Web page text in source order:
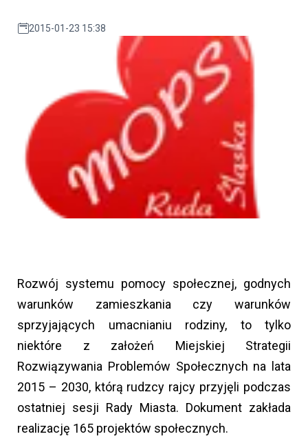
2015-01-23 15:38
Rozwój systemu pomocy społecznej, godnych
warunków zamieszkania czy warunków
sprzyjających umacnianiu rodziny, to tylko
niektóre z założeń Miejskiej Strategii
Rozwiązywania Problemów Społecznych na lata
2015 – 2030, którą rudzcy rajcy przyjęli podczas
ostatniej sesji Rady Miasta. Dokument zakłada
realizację 165 projektów społecznych.